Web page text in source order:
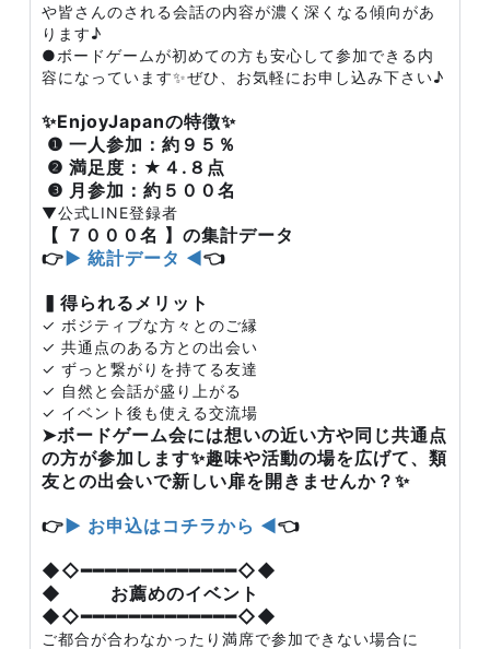
や皆さんのされる会話の内容が濃く深くなる傾向があ
ります♪
●ボードゲームが初めての方も安心して参加できる内
容になっています✨ぜひ、お気軽にお申し込み下さい♪
✨EnjoyJapanの特徴✨
❶ 一人参加：約９５％
❷ 満足度：★４.８点
❸ 月参加：約５００名
▼公式LINE登録者
【 ７０００名 】の集計データ
👉▶ 統計データ ◀👈
▍得られるメリット
✓ ボジティブな方々とのご縁
✓ 共通点のある方との出会い
✓ ずっと繋がりを持てる友達
✓ 自然と会話が盛り上がる
✓ イベント後も使える交流場
➤ボードゲーム会には想いの近い方や同じ共通点
の方が参加します✨趣味や活動の場を広げて、類
友との出会いで新しい扉を開きませんか？✨
👉▶ お申込はコチラから ◀👈
◆◇━━━━━━━━━━━━━◇◆
◆ お薦めのイベント
◆◇━━━━━━━━━━━━━◇◆
ご都合が合わなかったり満席で参加できない場合に